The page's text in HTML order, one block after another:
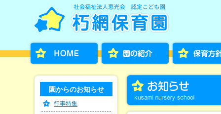
園からのお知らせ
行事特集